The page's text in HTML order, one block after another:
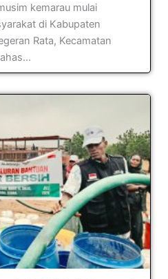
kemarau mulai
di Kabupaten
Rata, Kecamatan